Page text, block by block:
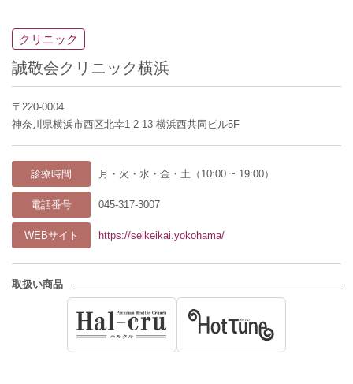
クリニック
誠敬会クリニック横浜
〒220-0004
神奈川県横浜市西区北幸1-2-13 横浜西共同ビル5F
診療時間 月・火・水・金・土（10:00 ~ 19:00）
電話番号 045-317-3007
WEBサイト https://seikeikai.yokohama/
取扱い商品